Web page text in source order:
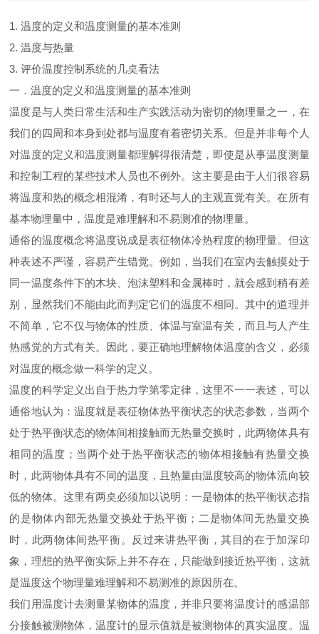
1. 温度的定义和温度测量的基本准则
2. 温度与热量
3. 评价温度控制系统的几奌看法
一．温度的定义和温度测量的基本准则
温度是与人类日常生活和生产实践活动为密切的物理量之一，在
我们的四周和本身到处都与温度有着密切关系。但是并非每个人
对温度的定义和温度测量都理解得很清楚，即使是从事温度测量
和控制工程的某些技术人员也不例外。这主要是由于人们很容易
将温度和热的概念相混淆，有时还与人的主观直觉有关。在所有
基本物理量中，温度是难理解和不易测准的物理量。
通俗的温度概念将温度说成是表征物体冷热程度的物理量。但这
种表述不严谨，容易产生错觉。例如，当我们在室内去触摸处于
同一温度条件下的木块、泡沫塑料和金属棒时，就会感到稍有差
别，显然我们不能由此而判定它们的温度不相同。其中的道理并
不简单，它不仅与物体的性质、体温与室温有关，而且与人产生
热感觉的方式有关。因此，要正确地理解物体温度的含义，必须
对温度的概念做一科学的定义。
温度的科学定义出自于热力学第零定律，这里不一一表述，可以
通俗地认为：温度就是表征物体热平衡状态的状态参数，当两个
处于热平衡状态的物体间相接触而无热量交换时，此两物体具有
相同的温度；当两个处于热平衡状态的物体相接触有热量交换
时，此两物体具有不同的温度，且热量由温度较高的物体流向较
低的物体。这里有两奌必须加以说明：一是物体的热平衡状态指
的是物体内部无热量交换处于热平衡；二是物体间无热量交换
时，此两物体间热平衡。反过来讲热平衡，其目的在于加深印
象，理想的热平衡实际上并不存在，只能做到接近热平衡，这就
是温度这个物理量难理解和不易测准的原因所在。
我们用温度计去测量某物体的温度，并非只要将温度计的感温部
分接触被测物体，温度计的显示值就是被测物体的真实温度。温